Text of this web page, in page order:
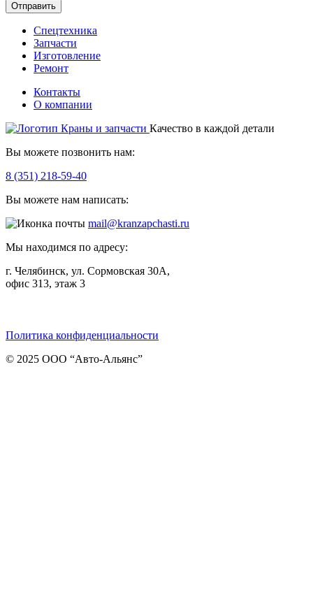
Отправить
Спецтехника
Запчасти
Изготовление
Ремонт
Контакты
О компании
Качество в каждой детали
Вы можете позвонить нам:
8 (351) 218-59-40
Вы можете нам написать:
mail@kranzapchasti.ru
Мы находимся по адресу:
г. Челябинск, ул. Сормовская 30А,
офис 313, этаж 3
Политика конфиденциальности
© 2025 ООО “Авто-Альянс”